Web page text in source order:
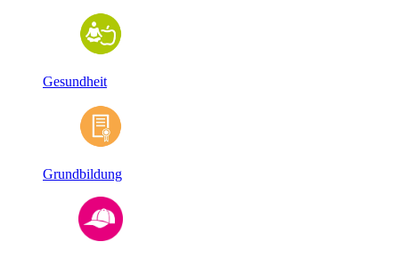
Gesundheit
Grundbildung